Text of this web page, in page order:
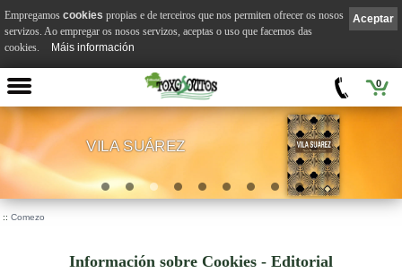
0
VILA SUÁREZ
:: Comezo
Información sobre Cookies - Editorial
Aceptar
Empregamos cookies propias e de terceiros que nos permiten ofrecer os nosos
servizos. Ao empregar os nosos servizos, aceptas o uso que facemos das
cookies.
Máis información